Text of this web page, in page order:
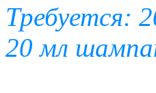
Требуется:
20 мл